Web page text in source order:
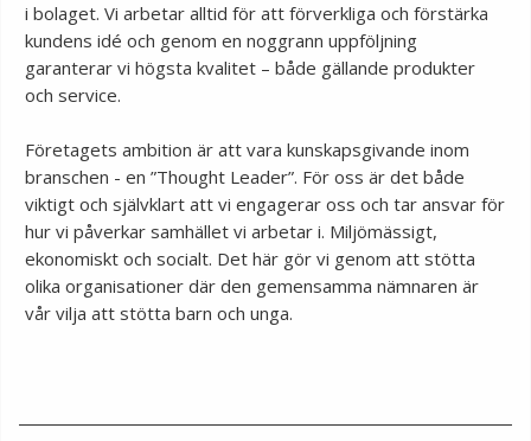
i bolaget. Vi arbetar alltid för att förverkliga och förstärka
kundens idé och genom en noggrann uppföljning
garanterar vi högsta kvalitet – både gällande produkter
och service.
Företagets ambition är att vara kunskapsgivande inom
branschen - en ”Thought Leader”. För oss är det både
viktigt och självklart att vi engagerar oss och tar ansvar för
hur vi påverkar samhället vi arbetar i. Miljömässigt,
ekonomiskt och socialt. Det här gör vi genom att stötta
olika organisationer där den gemensamma nämnaren är
vår vilja att stötta barn och unga.